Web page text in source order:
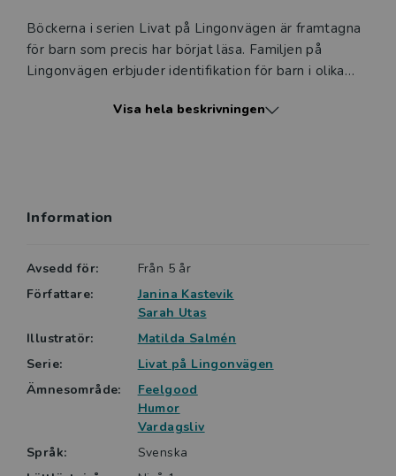
Böckerna i serien Livat på Lingonvägen är framtagna
för barn som precis har börjat läsa. Familjen på
Lingonvägen erbjuder identifikation för barn i olika
fyrfärg ger stöd åt texten och tilltalar både barn och
för att barnen ska känna framgång och motivation att
eller tillsammans med en vuxen. Den här boken
Visa hela beskrivningen
Information
Avsedd för:
Från 5 år
Författare:
Janina Kastevik
Sarah Utas
Illustratör:
Matilda Salmén
Serie:
Livat på Lingonvägen
Ämnesområde:
Feelgood
Humor
Vardagsliv
Språk:
Svenska